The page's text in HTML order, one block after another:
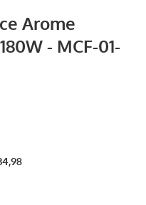
Arome
- MCF-01-
,98